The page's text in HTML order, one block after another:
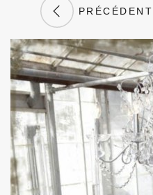
PRÉCÉDENT